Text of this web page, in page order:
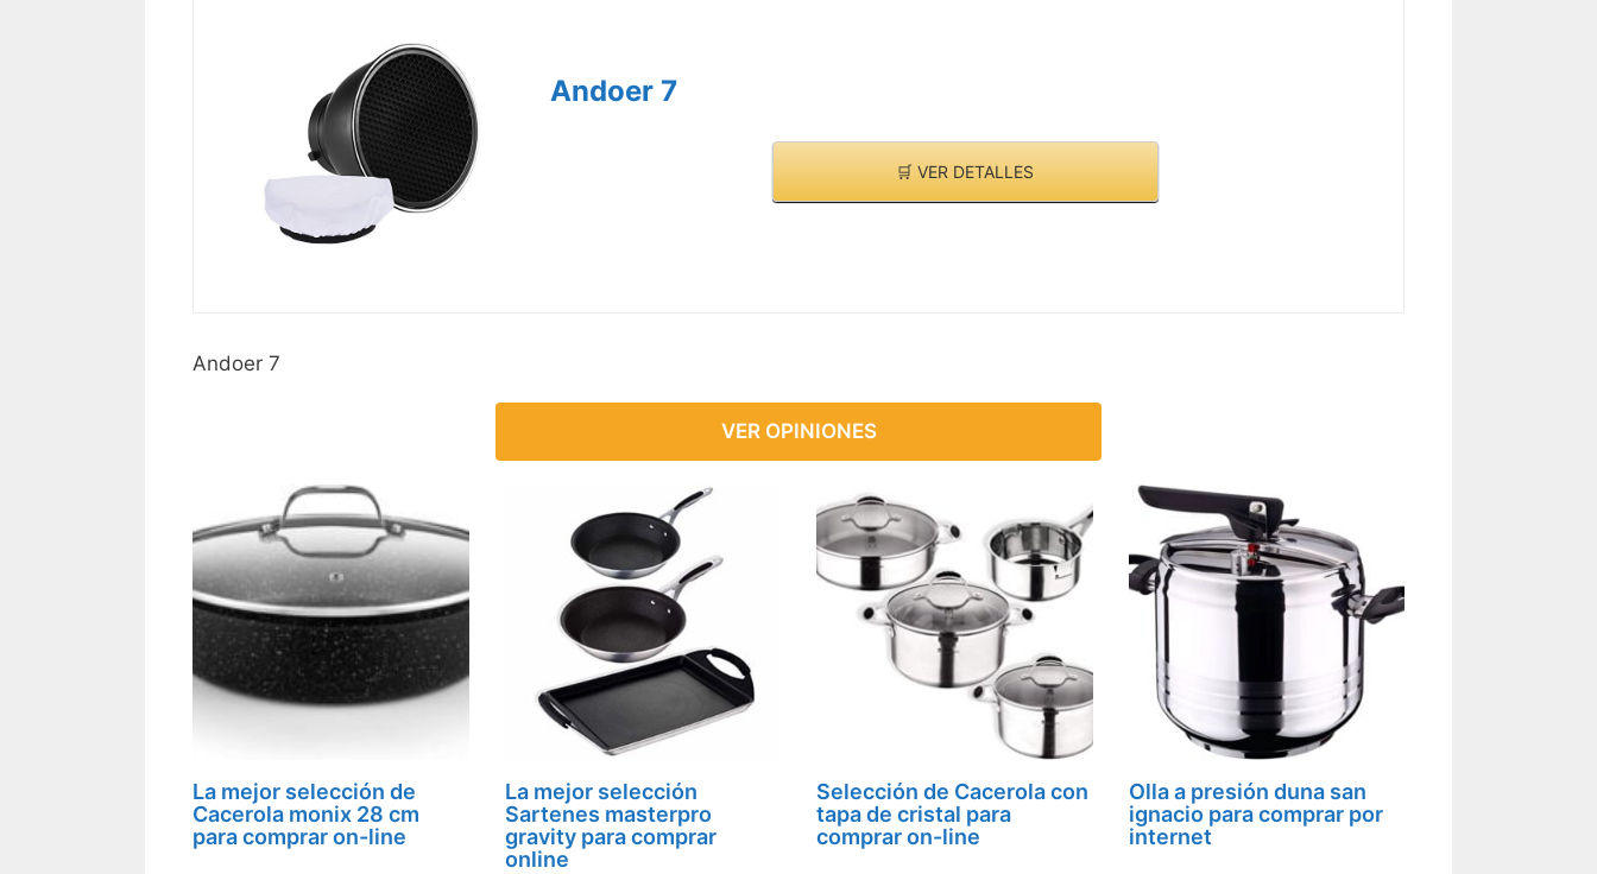
Andoer 7
🛒 VER DETALLES
Andoer 7
VER OPINIONES
La mejor selección de
Cacerola monix 28 cm
para comprar on-line
La mejor selección
Sartenes masterpro
gravity para comprar
online
Selección de Cacerola con
tapa de cristal para
comprar on-line
Olla a presión duna san
ignacio para comprar por
internet